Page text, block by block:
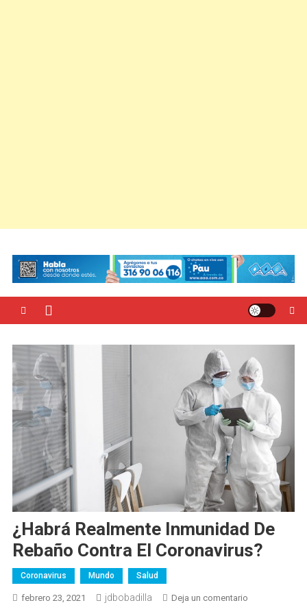
¿Habrá Realmente Inmunidad De
Rebaño Contra El Coronavirus?
Coronavirus Mundo Salud
febrero 23, 2021 jdbobadilla Deja un comentarioen